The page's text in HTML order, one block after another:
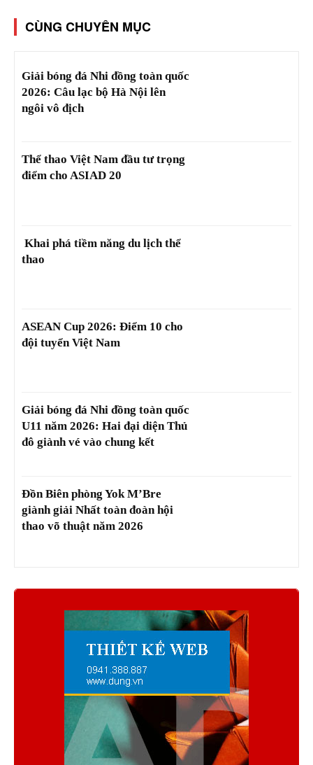
CÙNG CHUYÊN MỤC
Giải bóng đá Nhi đồng toàn quốc
2026: Câu lạc bộ Hà Nội lên
ngôi vô địch
Thể thao Việt Nam đầu tư trọng
điểm cho ASIAD 20
Khai phá tiềm năng du lịch thể
thao
ASEAN Cup 2026: Điểm 10 cho
đội tuyển Việt Nam
Giải bóng đá Nhi đồng toàn quốc
U11 năm 2026: Hai đại diện Thủ
đô giành vé vào chung kết
Đồn Biên phòng Yok M’Bre
giành giải Nhất toàn đoàn hội
thao võ thuật năm 2026